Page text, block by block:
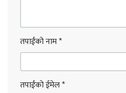
तपाईंको नाम*
तपाईंको ईमेल*